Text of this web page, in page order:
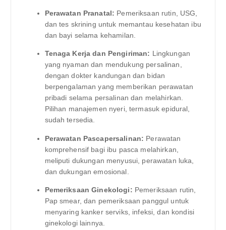
Perawatan Pranatal: Pemeriksaan rutin, USG,
dan tes skrining untuk memantau kesehatan ibu
dan bayi selama kehamilan.
Tenaga Kerja dan Pengiriman: Lingkungan
yang nyaman dan mendukung persalinan,
dengan dokter kandungan dan bidan
berpengalaman yang memberikan perawatan
pribadi selama persalinan dan melahirkan.
Pilihan manajemen nyeri, termasuk epidural,
sudah tersedia.
Perawatan Pascapersalinan: Perawatan
komprehensif bagi ibu pasca melahirkan,
meliputi dukungan menyusui, perawatan luka,
dan dukungan emosional.
Pemeriksaan Ginekologi: Pemeriksaan rutin,
Pap smear, dan pemeriksaan panggul untuk
menyaring kanker serviks, infeksi, dan kondisi
ginekologi lainnya.